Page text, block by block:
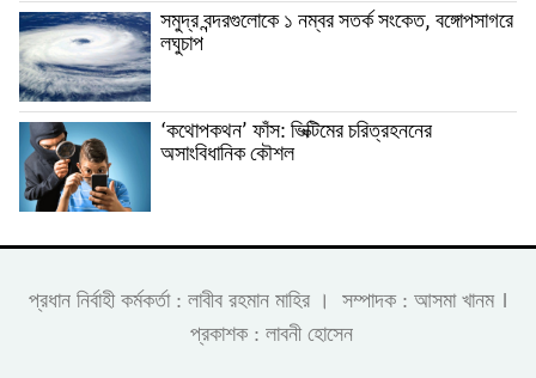
সমুদ্র বন্দরগুলোকে ১ নম্বর সতর্ক সংকেত, বঙ্গোপসাগরে
লঘুচাপ
‘কথোপকথন’ ফাঁস: ভিক্টিমের চরিত্রহননের
অসাংবিধানিক কৌশল
প্রধান নির্বাহী কর্মকর্তা : লাবীব রহমান মাহির । সম্পাদক : আসমা খানম ।
প্রকাশক : লাবনী হোসেন